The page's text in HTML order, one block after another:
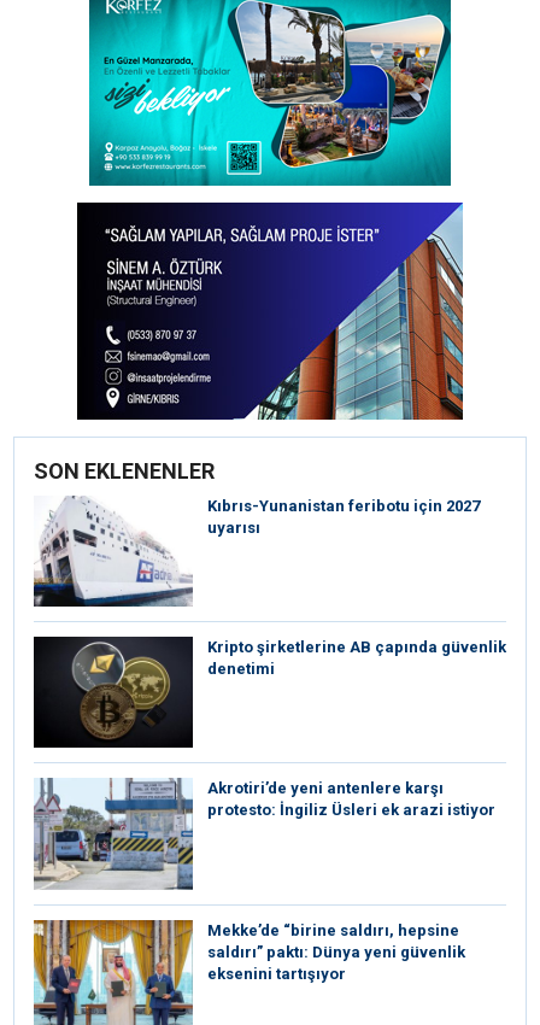
SON EKLENENLER
Kıbrıs-Yunanistan feribotu için 2027
uyarısı
Kripto şirketlerine AB çapında güvenlik
denetimi
⁠Akrotiri’de yeni antenlere karşı
protesto: İngiliz Üsleri ek arazi istiyor
Mekke’de “birine saldırı, hepsine
saldırı” paktı: Dünya yeni güvenlik
eksenini tartışıyor